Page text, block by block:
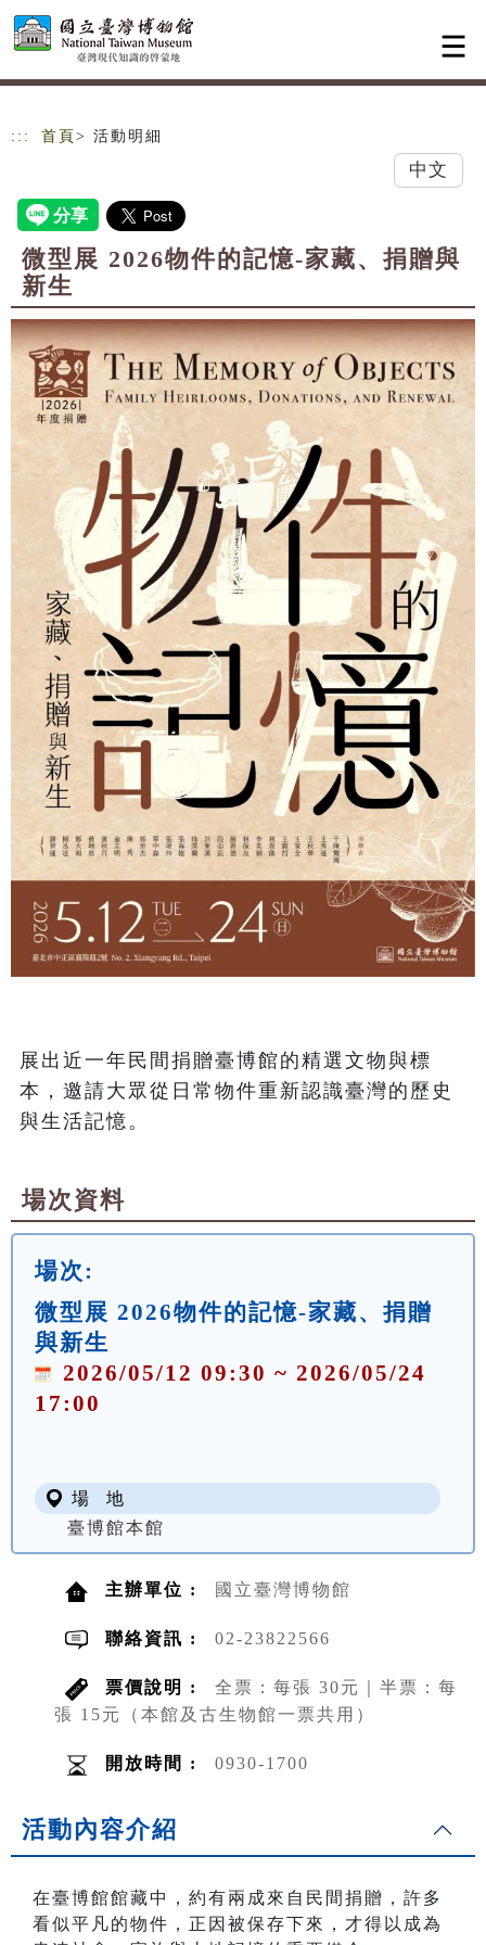
跳到主要內容
網站導覽
::: 首頁 > 活動明細
中文
微型展 2026物件的記憶-家藏、捐贈與
新生
展出近一年民間捐贈臺博館的精選文物與標
本，邀請大眾從日常物件重新認識臺灣的歷史
與生活記憶。
場次資料
場次:
微型展 2026物件的記憶-家藏、捐贈
與新生
2026/05/12 09:30 ~ 2026/05/24
17:00
場 地
臺博館本館
主辦單位 : 國立臺灣博物館
聯絡資訊 : 02-23822566
票價說明 :
全票：每張 30元｜半票：每
張 15元（本館及古生物館一票共用）
開放時間 : 0930-1700
活動內容介紹
在臺博館館藏中，約有兩成來自民間捐贈，許多
看似平凡的物件，正因被保存下來，才得以成為